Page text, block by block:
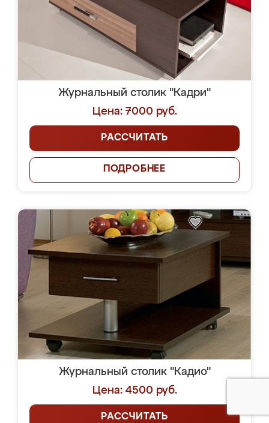
Журнальный столик "Кадри"
Цена: 7000 руб.
РАССЧИТАТЬ
ПОДРОБНЕЕ
Журнальный столик "Кадио"
Цена: 4500 руб.
РАССЧИТАТЬ